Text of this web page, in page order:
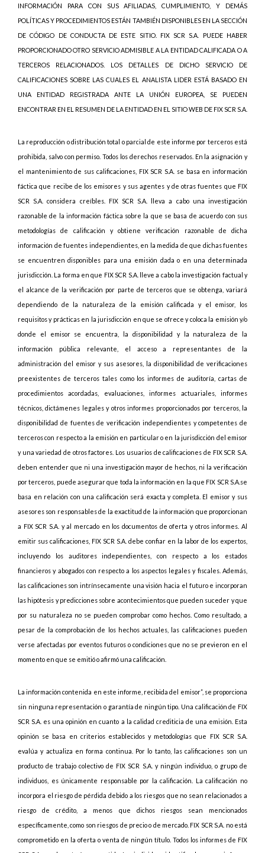
INFORMACIÓN PARA CON SUS AFILIADAS, CUMPLIMIENTO, Y DEMÁS
POLÍTICAS Y PROCEDIMIENTOS ESTÁN TAMBIÉN DISPONIBLES EN LA SECCIÓN
DE CÓDIGO DE CONDUCTA DE ESTE SITIO. FIX SCR S.A. PUEDE HABER
PROPORCIONADO OTRO SERVICIO ADMISIBLE A LA ENTIDAD CALIFICADA O A
TERCEROS RELACIONADOS. LOS DETALLES DE DICHO SERVICIO DE
CALIFICACIONES SOBRE LAS CUALES EL ANALISTA LIDER ESTÁ BASADO EN
UNA ENTIDAD REGISTRADA ANTE LA UNIÓN EUROPEA, SE PUEDEN
ENCONTRAR EN EL RESUMEN DE LA ENTIDAD EN EL SITIO WEB DE FIX SCR S.A.
La reproducción o distribución total o parcial de este informe por terceros está
prohibida, salvo con permiso. Todos los derechos reservados. En la asignación y
el mantenimiento de sus calificaciones, FIX SCR S.A. se basa en información
fáctica que recibe de los emisores y sus agentes y de otras fuentes que FIX
SCR S.A. considera creíbles. FIX SCR S.A. lleva a cabo una investigación
razonable de la información fáctica sobre la que se basa de acuerdo con sus
metodologías de calificación y obtiene verificación razonable de dicha
información de fuentes independientes, en la medida de que dichas fuentes
se encuentren disponibles para una emisión dada o en una determinada
jurisdicción. La forma en que FIX SCR S.A. lleve a cabo la investigación factual y
el alcance de la verificación por parte de terceros que se obtenga, variará
dependiendo de la naturaleza de la emisión calificada y el emisor, los
requisitos y prácticas en la jurisdicción en que se ofrece y coloca la emisión y/o
donde el emisor se encuentra, la disponibilidad y la naturaleza de la
información pública relevante, el acceso a representantes de la
administración del emisor y sus asesores, la disponibilidad de verificaciones
preexistentes de terceros tales como los informes de auditoría, cartas de
procedimientos acordadas, evaluaciones, informes actuariales, informes
técnicos, dictámenes legales y otros informes proporcionados por terceros, la
disponibilidad de fuentes de verificación independientes y competentes de
terceros con respecto a la emisión en particular o en la jurisdicción del emisor
y una variedad de otros factores. Los usuarios de calificaciones de FIX SCR S.A.
deben entender que ni una investigación mayor de hechos, ni la verificación
por terceros, puede asegurar que toda la información en la que FIX SCR S.A.se
basa en relación con una calificación será exacta y completa. El emisor y sus
asesores son responsables de la exactitud de la información que proporcionan
a FIX SCR S.A. y al mercado en los documentos de oferta y otros informes. Al
emitir sus calificaciones, FIX SCR S.A. debe confiar en la labor de los expertos,
incluyendo los auditores independientes, con respecto a los estados
financieros y abogados con respecto a los aspectos legales y fiscales. Además,
las calificaciones son intrínsecamente una visión hacia el futuro e incorporan
las hipótesis y predicciones sobre acontecimientos que pueden suceder y que
por su naturaleza no se pueden comprobar como hechos. Como resultado, a
pesar de la comprobación de los hechos actuales, las calificaciones pueden
verse afectadas por eventos futuros o condiciones que no se previeron en el
momento en que se emitió o afirmó una calificación.
La información contenida en este informe, recibida del emisor”, se proporciona
sin ninguna representación o garantía de ningún tipo. Una calificación de FIX
SCR S.A. es una opinión en cuanto a la calidad crediticia de una emisión. Esta
opinión se basa en criterios establecidos y metodologías que FIX SCR S.A.
evalúa y actualiza en forma continua. Por lo tanto, las calificaciones son un
producto de trabajo colectivo de FIX SCR S.A. y ningún individuo, o grupo de
individuos, es únicamente responsable por la calificación. La calificación no
incorpora el riesgo de pérdida debido a los riesgos que no sean relacionados a
riesgo de crédito, a menos que dichos riesgos sean mencionados
específicamente, como son riesgos de precio o de mercado. FIX SCR S.A. no está
comprometido en la oferta o venta de ningún título. Todos los informes de FIX